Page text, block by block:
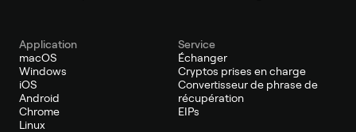
Application
macOS
Windows
iOS
Android
Chrome
Linux
Service
Échanger
Cryptos prises en charge
Convertisseur de phrase de
récupération
EIPs